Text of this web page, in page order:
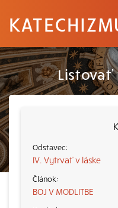
Listovať
IV. Vytrvať v láske
BOJ V MODLITBE